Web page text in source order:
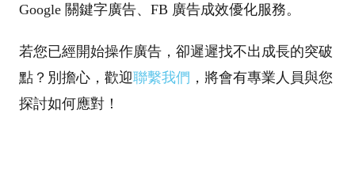
Google 關鍵字廣告、FB 廣告成效優化服務。
若您已經開始操作廣告，卻遲遲找不出成長的突破
點？別擔心，歡迎聯繫我們 ，將會有專業人員與您
探討如何應對！